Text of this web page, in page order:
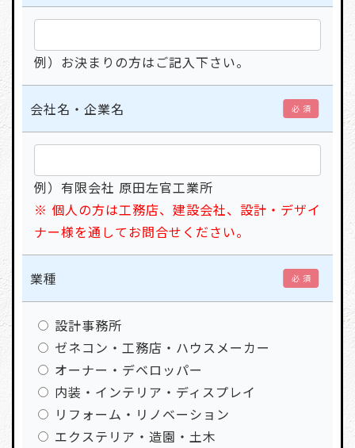
例）お決まりの方はご記入下さい。
会社名・企業名 必 須
例）有限会社 原田左官工業所
※ 個人の方は工務店、建設会社、設計・デザイ
ナー様を通してお問合せください。
業種 必 須
設計事務所
ゼネコン・工務店・ハウスメーカー
オーナー・デベロッパー
内装・インテリア・ディスプレイ
リフォーム・リノベーション
エクステリア・造園・土木